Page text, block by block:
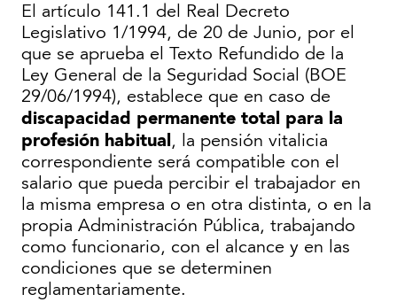
El artículo 141.1 del Real Decreto
Legislativo 1/1994, de 20 de Junio, por el
que se aprueba el Texto Refundido de la
Ley General de la Seguridad Social (BOE
29/06/1994), establece que en caso de
discapacidad permanente total para la
profesión habitual, la pensión vitalicia
correspondiente será compatible con el
salario que pueda percibir el trabajador en
la misma empresa o en otra distinta, o en la
propia Administración Pública, trabajando
como funcionario, con el alcance y en las
condiciones que se determinen
reglamentariamente.